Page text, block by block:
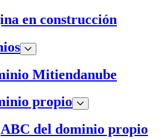
en construcción
Mitiendanube
propio
ABC del dominio propio